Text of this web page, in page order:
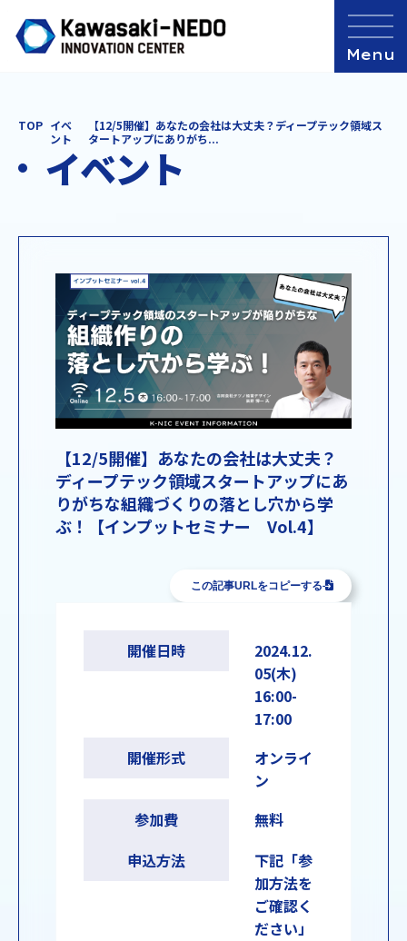
TOP イベ
ント
【12/5開催】あなたの会社は大丈夫？ディープテック領域ス
タートアップにありがち...
イベント
【12/5開催】あなたの会社は大丈夫？
ディープテック領域スタートアップにあ
りがちな組織づくりの落とし穴から学
ぶ！【インプットセミナー Vol.4】
この記事URLをコピーする
開催日時
2024.12.
05(木)
16:00-
17:00
開催形式
オンライ
ン
参加費
無料
申込方法
下記「参
加方法を
ご確認く
ださい」